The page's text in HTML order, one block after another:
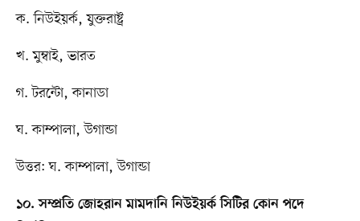
ক. নিউইয়র্ক, যুক্তরাষ্ট্র
খ. মুম্বাই, ভারত
গ. টরন্টো, কানাডা
ঘ. কাম্পালা, উগান্ডা
উত্তর: ঘ. কাম্পালা, উগান্ডা
১০. সম্প্রতি জোহরান মামদানি নিউইয়র্ক সিটির কোন পদে